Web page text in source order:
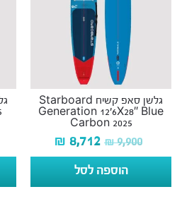
גלשן סאפ קשיח Starboard
Generation 12’6X28″ Blue
Carbon 2025
₪9,900
₪ 8,712
הוספה לסל